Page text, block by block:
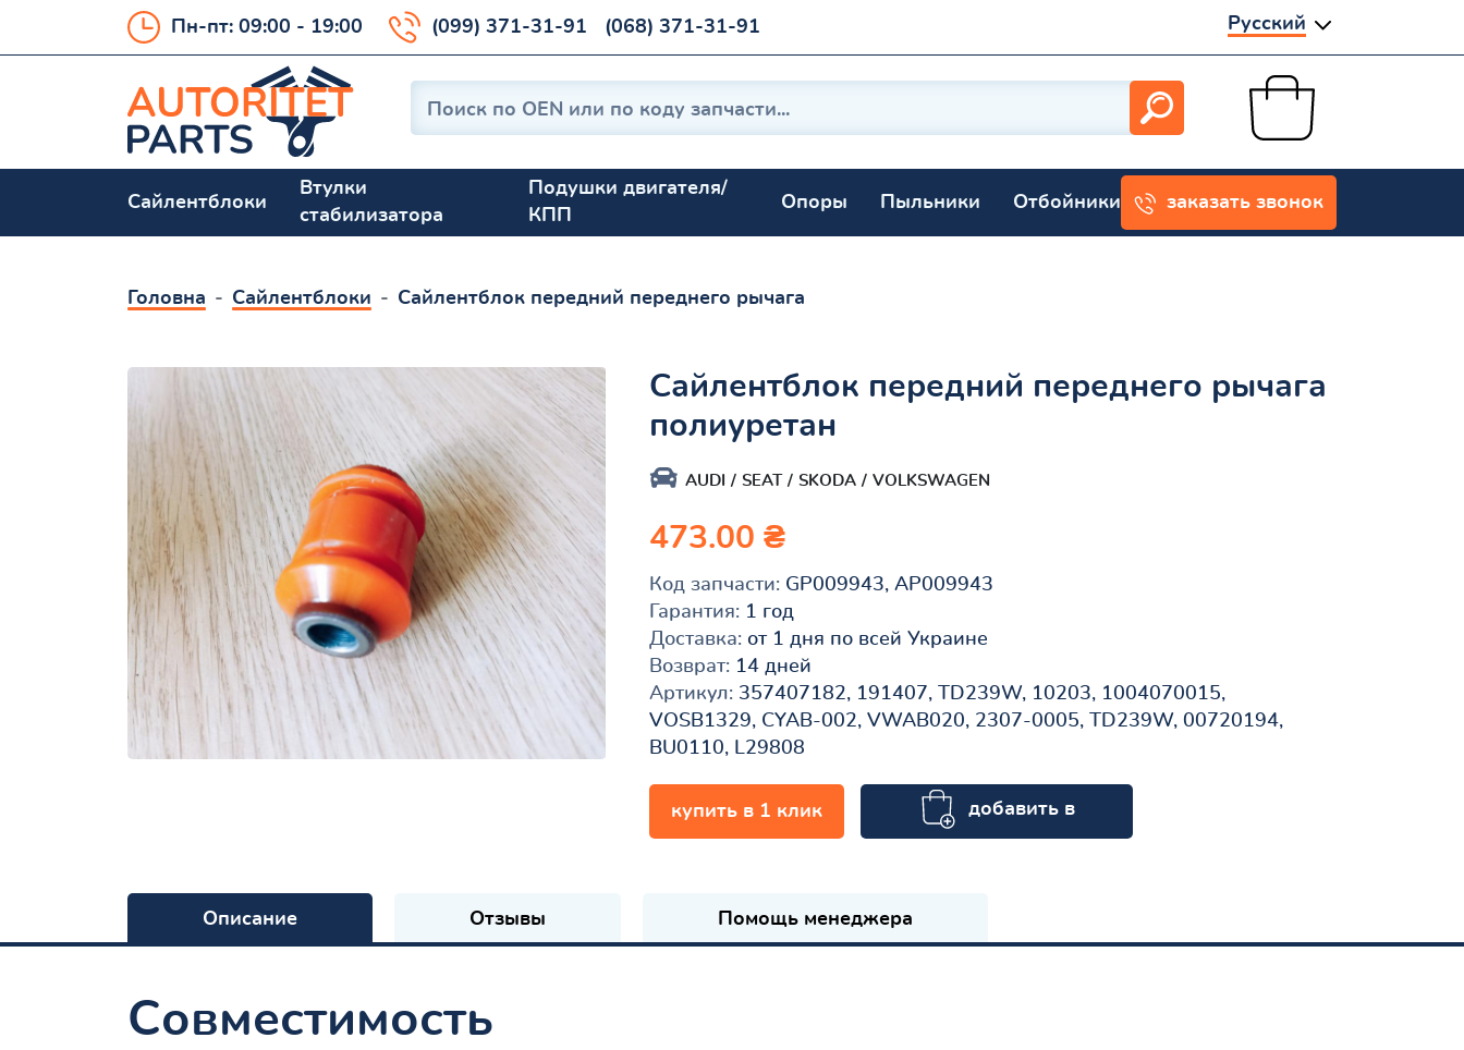
Пн-пт: 09:00 - 19:00 (099) 371-31-91 (068) 371-31-91 Русский
Сайлентблоки
Втулки
стабилизатора
Подушки двигателя/
КПП
Опоры Пыльники Отбойники заказать звонок
Головна Сайлентблоки Сайлентблок передний переднего рычага
Сайлентблок передний переднего рычага
полиуретан
AUDI SEAT SKODA VOLKSWAGEN
473.00 ₴
Код запчасти: GP009943, AP009943
Гарантия: 1 год
Доставка: от 1 дня по всей Украине
Возврат: 14 дней
Артикул: 357407182, 191407, TD239W, 10203, 1004070015,
VOSB1329, CYAB-002, VWAB020, 2307-0005, TD239W, 00720194,
BU0110, L29808
купить в 1 клик
добавить в
корзину
Описание Отзывы Помощь менеджера
Совместимость